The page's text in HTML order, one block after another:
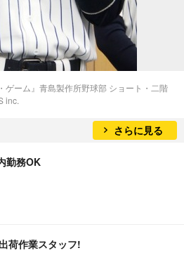
ゲーム』青島製作所野球部 ショート・二階
inc.
さらに見る
勤務OK
荷作業スタッフ!